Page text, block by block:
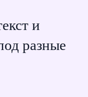
и
разные